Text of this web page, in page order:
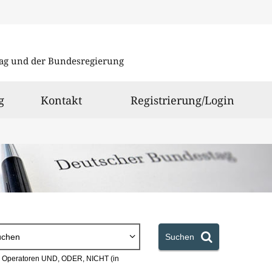
und der Bundesregierung
Kontakt Registrierung/Login
Suchen
UND, ODER, NICHT (in